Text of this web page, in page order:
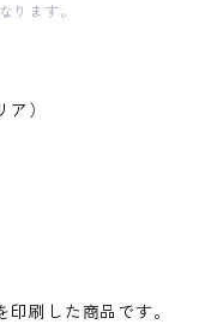
ります。
）
印刷した商品です。